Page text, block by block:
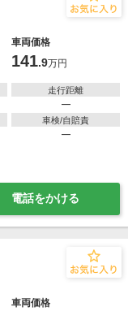
車両価格
141.9万円
走行距離
―
車検/自賠責
―
電話をかける
車両価格